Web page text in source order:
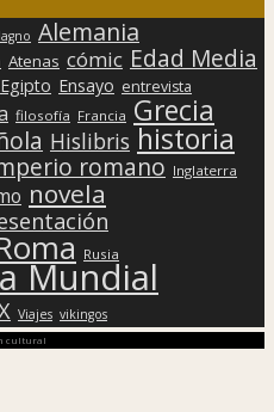
Alemania
Atenas cómic Edad Media
Egipto Ensayo entrevista
filosofía Francia Grecia
Hislibris historia
romano Inglaterra
novela
Rusia
Mundial
Viajes vikingos
cultural